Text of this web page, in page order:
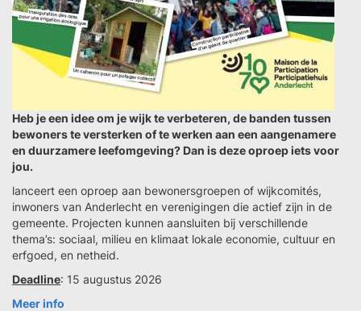
Heb je een idee om je wijk te verbeteren, de banden tussen
bewoners te versterken of te werken aan een aangenamere
en duurzamere leefomgeving? Dan is deze oproep iets voor
jou.
lanceert een oproep aan bewonersgroepen of wijkcomités,
inwoners van Anderlecht en verenigingen die actief zijn in de
gemeente. Projecten kunnen aansluiten bij verschillende
thema’s: sociaal, milieu en klimaat lokale economie, cultuur en
erfgoed, en netheid.
Deadline: 15 augustus 2026
Meer info